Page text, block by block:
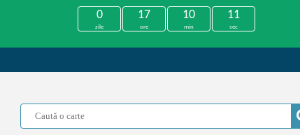
0
zile
17
ore
10
min
11
sec